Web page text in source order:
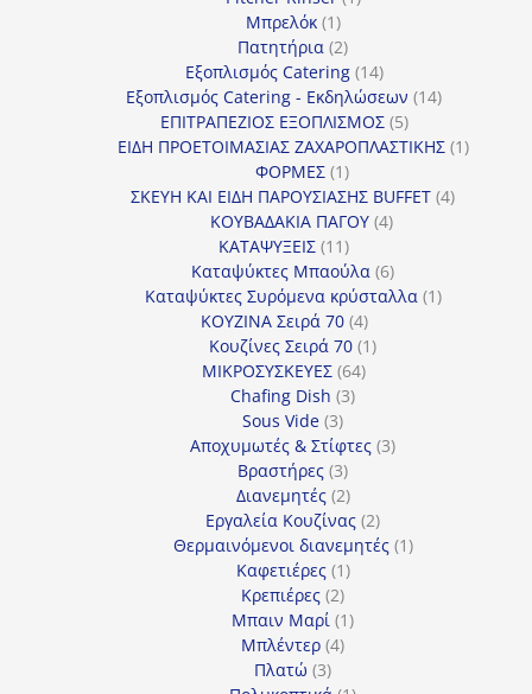
Μπρελόκ 11
προϊόν
Πατητήρια 22
προϊόντα
Εξοπλισμός Catering 1414
προϊόντα
Εξοπλισμός Catering - Εκδηλώσεων 1414
ΕΠΙΤΡΑΠΕΖΙΟΣ ΕΞΟΠΛΙΣΜΟΣ 55
προϊόντα
ΕΙΔΗ ΠΡΟΕΤΟΙΜΑΣΙΑΣ ΖΑΧΑΡΟΠΛΑΣΤΙΚΗΣ 11
ΦΟΡΜΕΣ 11
προϊόν
ΣΚΕΥΗ ΚΑΙ ΕΙΔΗ ΠΑΡΟΥΣΙΑΣΗΣ BUFFET 44
ΚΟΥΒΑΔΑΚΙΑ ΠΑΓΟΥ 44
ΚΑΤΑΨΥΞΕΙΣ 1111
προϊόντα
Καταψύκτες Μπαούλα 66
προϊόντα
Καταψύκτες Συρόμενα κρύσταλλα 11
ΚΟΥΖΙΝΑ Σειρά 70 44
προϊόντα
Κουζίνες Σειρά 70 11
ΜΙΚΡΟΣΥΣΚΕΥΕΣ 6464
Chafing Dish 33
Sous Vide 33
προϊόντα
Αποχυμωτές & Στίφτες 33
Βραστήρες 33
προϊόντα
Διανεμητές 22
προϊόντα
Εργαλεία Κουζίνας 22
προϊόντα
Θερμαινόμενοι διανεμητές 11
Καφετιέρες 11
προϊόν
Κρεπιέρες 22
προϊόντα
Μπαιν Μαρί 11
Μπλέντερ 44
Πλατώ 33